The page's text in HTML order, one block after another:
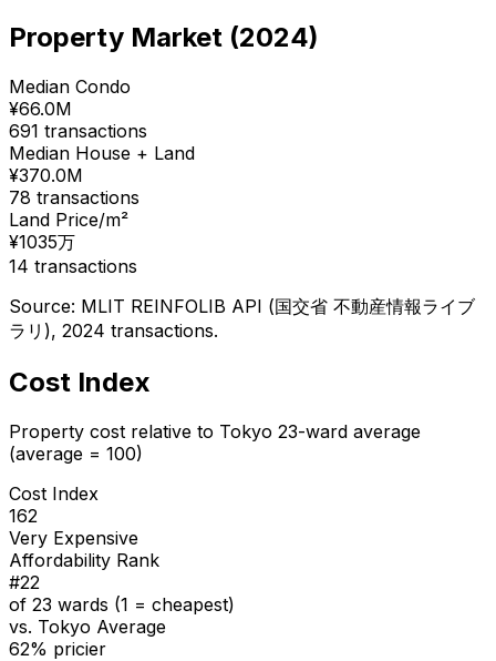
Property Market (2024)
Median Condo
¥66.0M
691 transactions
Median House + Land
¥370.0M
78 transactions
Land Price/m²
¥1035万
14 transactions
Source: MLIT REINFOLIB API (国交省 不動産情報ライブ
ラリ), 2024 transactions.
Cost Index
Property cost relative to Tokyo 23-ward average
(average = 100)
Cost Index
162
Very Expensive
Affordability Rank
#22
of 23 wards (1 = cheapest)
vs. Tokyo Average
62% pricier